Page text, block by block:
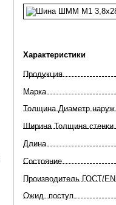
Характеристики
Продукция
Марка
Толщина Диаметр наруж
Ширина Толщина стенки
Длина
Состояние
Произво­дитель ГОСТ/EN
Ожид. поступ.